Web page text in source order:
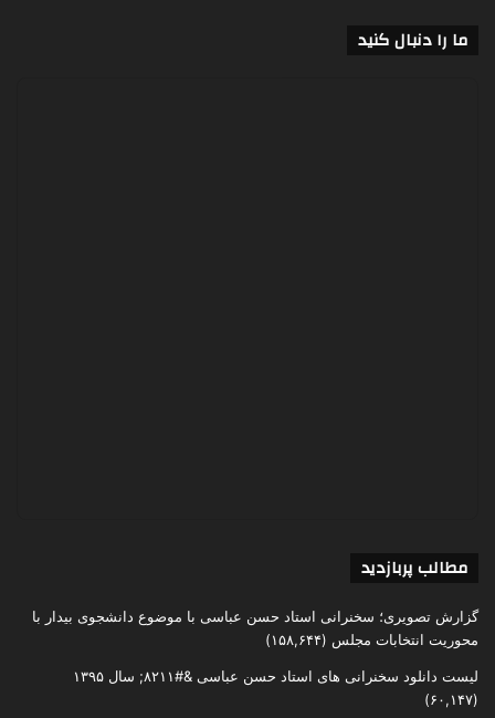
ما را دنبال کنید
مطالب پربازدید
گزارش تصویری؛ سخنرانی استاد حسن عباسی با موضوع دانشجوی بیدار با
محوریت انتخابات مجلس (۱۵۸,۶۴۴)
لیست دانلود سخنرانی های استاد حسن عباسی &#۸۲۱۱; سال ۱۳۹۵
(۶۰,۱۴۷)